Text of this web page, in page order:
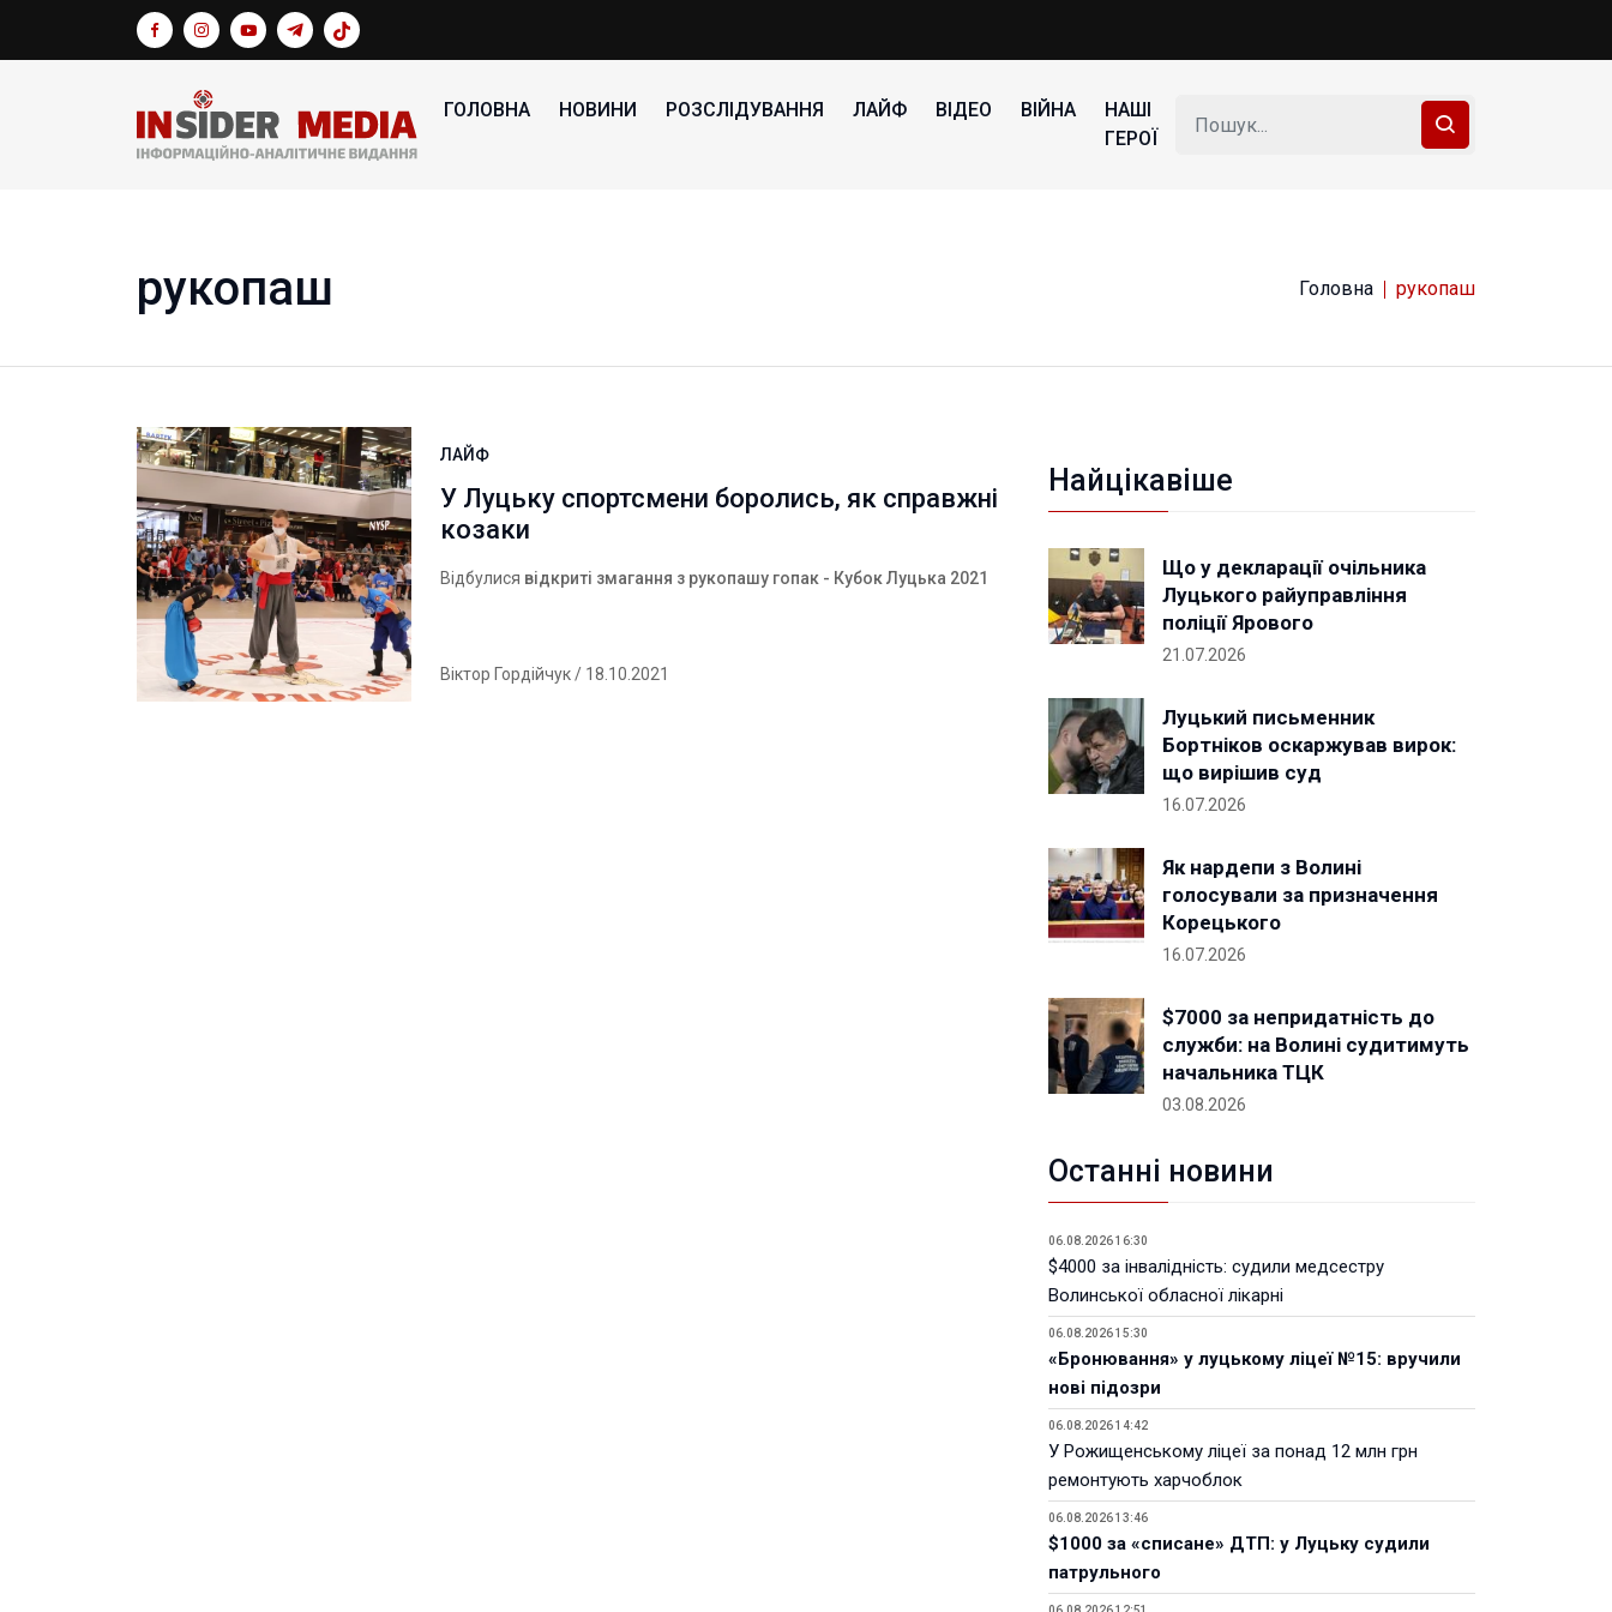
ГОЛОВНА НОВИНИ РОЗСЛІДУВАННЯ ЛАЙФ ВІДЕО ВІЙНА
НАШІ
ГЕРОЇ
рукопаш Головна рукопаш
ЛАЙФ
У Луцьку спортсмени боролись, як справжні
козаки
Відбулися відкриті змагання з рукопашу гопак - Кубок Луцька 2021
Віктор Гордійчук/ 18.10.2021
Найцікавіше
Що у декларації очільника
Луцького райуправління
поліції Ярового
21.07.2026
Луцький письменник
Бортніков оскаржував вирок:
що вирішив суд
16.07.2026
Як нардепи з Волині
голосували за призначення
Корецького
16.07.2026
$7000 за непридатність до
служби: на Волині судитимуть
начальника ТЦК
03.08.2026
Останні новини
06.08.2026 16:30
$4000 за інвалідність: судили медсестру
Волинської обласної лікарні
06.08.2026 15:30
«Бронювання» у луцькому ліцеї №15: вручили
нові підозри
06.08.2026 14:42
У Рожищенському ліцеї за понад 12 млн грн
ремонтують харчоблок
06.08.2026 13:46
$1000 за «списане» ДТП: у Луцьку судили
патрульного